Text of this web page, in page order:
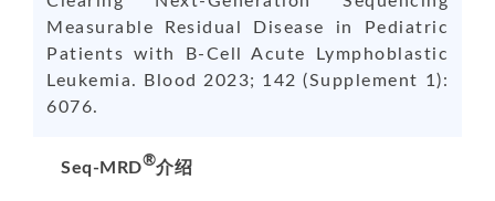
Measurable Residual Disease in Pediatric
Patients with B-Cell Acute Lymphoblastic
Leukemia. Blood 2023; 142 (Supplement 1):
6076.
Seq-MRD®介绍